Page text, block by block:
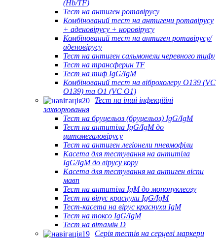
(Hb/TF)
Тест на антиген ротавірусу
Комбінований тест на антигени ротавірусу
+ аденовірусу + норовірусу
Комбінований тест на антиген ротавірусу/
аденовірусу
Тест на антиген сальмонели черевного тифу
Тест на трансферин TF
Тест на тиф IgG/IgM
Комбінований тест на віброхолеру O139 (VC
O139) та O1 (VC O1)
Тест на інші інфекційні
захворювання
Тест на бруцельоз (бруцельоз) IgG/IgM
Тест на антитіла IgG/IgM до
цитомегаловірусу
Тест на антиген легіонели пневмофіли
Касета для тестування на антитіла
IgG/IgM до вірусу кору
Касета для тестування на антиген віспи
мавп
Тест на антитіла IgM до мононуклеозу
Тест на вірус краснухи IgG/IgM
Тест-касета на вірус краснухи IgM
Тест на токсо IgG/IgM
Тест на вітамін D
Серія тестів на серцеві маркери